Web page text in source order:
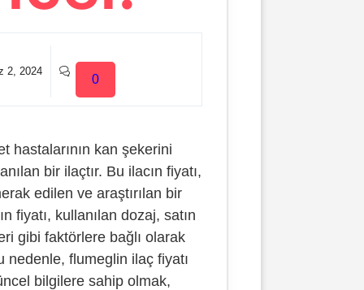
2, 2024
0
hastalarının kan şekerini
bir ilaçtır. Bu ilacın fiyatı,
edilen ve araştırılan bir
fiyatı, kullanılan dozaj, satın
gibi faktörlere bağlı olarak
nedenle, flumeglin ilaç fiyatı
bilgilere sahip olmak,